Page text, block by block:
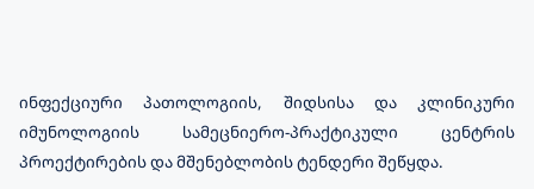
ინფექციური პათოლოგიის, შიდსისა და კლინიკური
იმუნოლოგიის სამეცნიერო-პრაქტიკული ცენტრის
პროექტირების და მშენებლობის ტენდერი შეწყდა.